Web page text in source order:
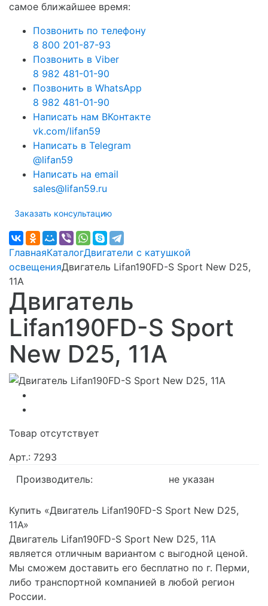
самое ближайшее время:
Позвонить по телефону
8 800 201-87-93
Позвонить в Viber
8 982 481-01-90
Позвонить в WhatsApp
8 982 481-01-90
Написать нам ВКонтакте
vk.com/lifan59
Написать в Telegram
@lifan59
Написать на email
sales@lifan59.ru
Заказать консультацию
ГлавнаяКаталогДвигатели с катушкой
освещенияДвигатель Lifan190FD-S Sport New D25,
11А
Двигатель
Lifan190FD-S Sport
New D25, 11А
Товар отсутствует
Арт.: 7293
Производитель:
не указан
Купить «Двигатель Lifan190FD-S Sport New D25,
11А»
Двигатель Lifan190FD-S Sport New D25, 11А
является отличным вариантом с выгодной ценой.
Мы сможем доставить его бесплатно по г. Перми,
либо транспортной компанией в любой регион
России.